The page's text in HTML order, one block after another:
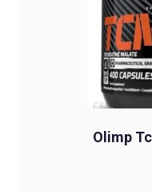
Olimp